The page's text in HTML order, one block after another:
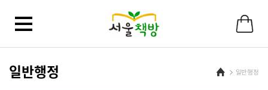
일반행정 Home일반행정